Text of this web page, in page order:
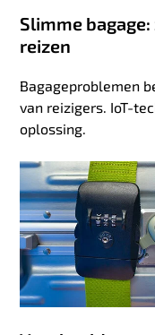
Slimme
reizen
Bagageproblemen
van reizigers. IoT-
oplossing.